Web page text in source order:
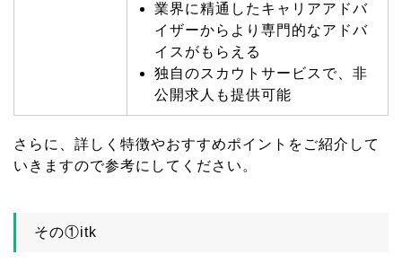
業界に精通したキャリアアドバ
イザーからより専門的なアドバ
イスがもらえる
独自のスカウトサービスで、非
公開求人も提供可能
さらに、詳しく特徴やおすすめポイントをご紹介して
いきますので参考にしてください。
その①itk